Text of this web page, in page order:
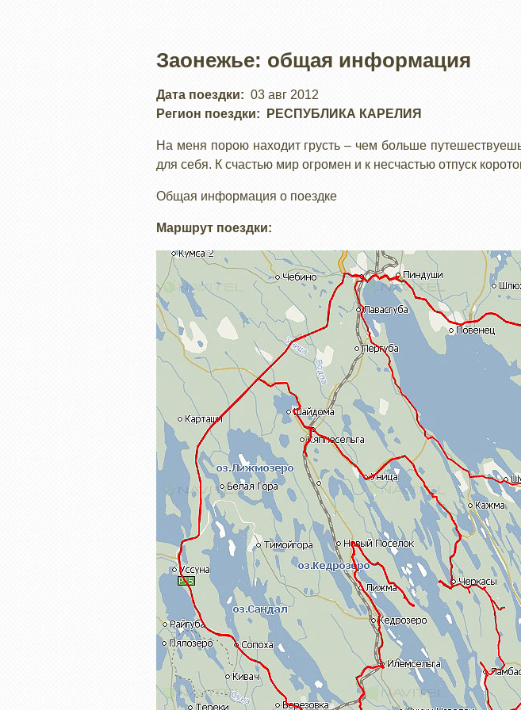
Заонежье: общая информация
Дата поездки
03 авг 2012
Регион поездки
РЕСПУБЛИКА КАРЕЛИЯ
На меня порою находит грусть – чем больше
для себя. К счастью мир огромен и к несчастью отпуск
Общая информация о поездке
Маршрут поездки: